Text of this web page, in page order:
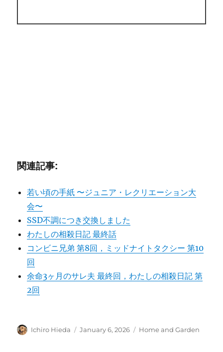
関連記事:
若い頃の手紙 〜ジュニア・レクリエーション大
会〜
SSD不調につき交換しました
わたしの相殺日記 最終話
コンビニ兄弟 第8回，ミッドナイトタクシー 第10
回
余命3ヶ月のサレ夫 最終回，わたしの相殺日記 第
2回
Author
Ichiro Hieda
Posted
January 6, 2026 Categories
Home and Garden